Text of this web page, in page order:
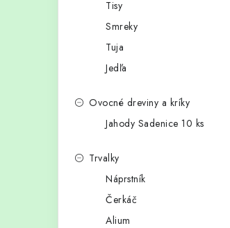
Tisy
Smreky
Tuja
Jedľa
Ovocné dreviny a kríky
Jahody Sadenice 10 ks
Trvalky
Náprstník
Čerkáč
Alium